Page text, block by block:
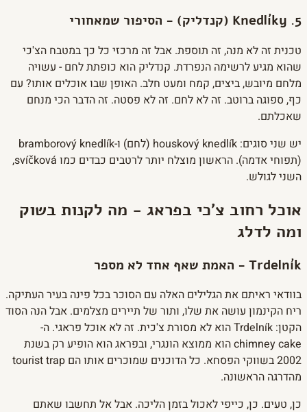
5. Knedlíky (קנדליק) - הסיפור שמאחורי
טכנית זה לא מנה, זה תוספת. אבל זה מרכזי כל כך במטבח הצ'כי
שהוא מגיע לרשימה הנפרדת. קנדליק הוא כופתת לחם - עשויה
מלחם מיובש, ביצים, קמח ומעט חלב. האופן שבו אוכלים אותו? עם
כף, ספוגה ברוטב. זה לא לחם. זה לא פסטה. זה הדבר הכי מנחם
שאכלתם.
יש שני סוגים: houskový knedlík (לחם) ו-bramborový knedlík
(תפוחי אדמה). הראשון מוצלח יותר לרטבים כבדים כמו svíčková,
השני לגולש.
אוכל רחוב צ'כי בפראג - מה לקנות בשוק
ומה לדלג
Trdelník - האמת שאף אחד לא מספר
בוודאי ראיתם את הגלילים האלה עם הסוכר בכל פינה בעיר העתיקה.
ריח הקינמון עושה את שלו, ותור של תיירים מצלמים. אבל הנה הסוד
הקטן: Trdelník הוא לא מסורת צ'כית. זה לא אוכל פראגי. ה-
chimney cake הוא ממוצא הונגרי, ובפראג הוא הופיע רק בשנת
2002 בשווקי הפסחא. כל הדוכנים שמוכרים אותו הם tourist trap
מהדרגה הראשונה.
כן, טעים. כן, כייפי לאכול בזמן הליכה. אבל אל תחשבו שאתם